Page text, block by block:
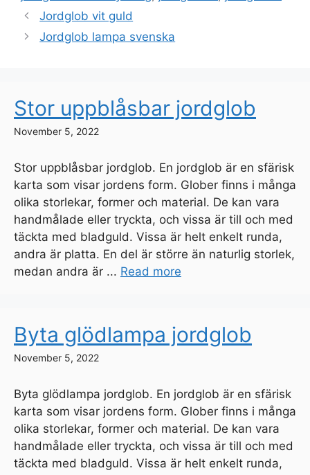
Jordglob vit guld
Jordglob lampa svenska
Stor uppblåsbar jordglob
November 5, 2022
Stor uppblåsbar jordglob. En jordglob är en sfärisk
karta som visar jordens form. Glober finns i många
olika storlekar, former och material. De kan vara
handmålade eller tryckta, och vissa är till och med
täckta med bladguld. Vissa är helt enkelt runda,
andra är platta. En del är större än naturlig storlek,
medan andra är ... Read more
Byta glödlampa jordglob
November 5, 2022
Byta glödlampa jordglob. En jordglob är en sfärisk
karta som visar jordens form. Glober finns i många
olika storlekar, former och material. De kan vara
handmålade eller tryckta, och vissa är till och med
täckta med bladguld. Vissa är helt enkelt runda,